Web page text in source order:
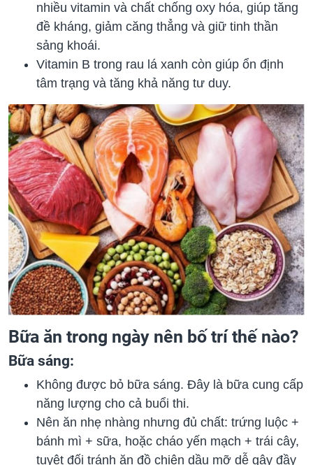
nhiều vitamin và chất chống oxy hóa, giúp tăng
đề kháng, giảm căng thẳng và giữ tinh thần
sảng khoái.
Vitamin B trong rau lá xanh còn giúp ổn định
tâm trạng và tăng khả năng tư duy.
Bữa ăn trong ngày nên bố trí thế nào?
Bữa sáng:
Không được bỏ bữa sáng. Đây là bữa cung cấp
năng lượng cho cả buổi thi.
Nên ăn nhẹ nhàng nhưng đủ chất: trứng luộc +
bánh mì + sữa, hoặc cháo yến mạch + trái cây,
tuyệt đối tránh ăn đồ chiên dầu mỡ dễ gây đầy